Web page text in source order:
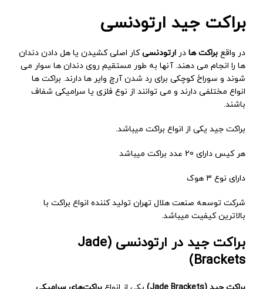
براکت جید ارتودنسی
در واقع براکت ها در ارتودنسیکار اصلی کشیدن یا هل دادن دندان
ها را انجام می دهند. آنها به طور مستقیم روی دندان ها سوار می
شوند و سوراخ کوچکی برای رد شدن آرچ وایر ها دارند. براکت ها
انواع مختلفی دارند و می توانند از نوع فلزی یا سرامیکی شفاف
باشند.
براکت جید یکی از انواع براکت میباشد.
هر کیس دارای 20 عدد براکت میباشد
دارای نوع ۳ هوک
شركت توسعه صنعت هلال تهران توليد كننده انواع براكت با
بالاترين كيفيت ميباشد.
براکت جید در ارتودنسی (Jade
Brackets)